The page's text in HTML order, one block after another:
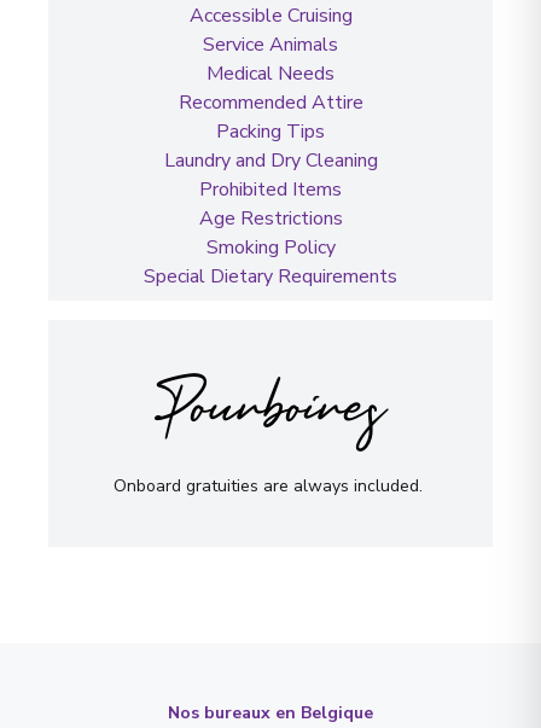
Accessible Cruising
Service Animals
Medical Needs
Recommended Attire
Packing Tips
Laundry and Dry Cleaning
Prohibited Items
Age Restrictions
Smoking Policy
Special Dietary Requirements
Pourboires
Onboard gratuities are always included.
Nos bureaux en Belgique